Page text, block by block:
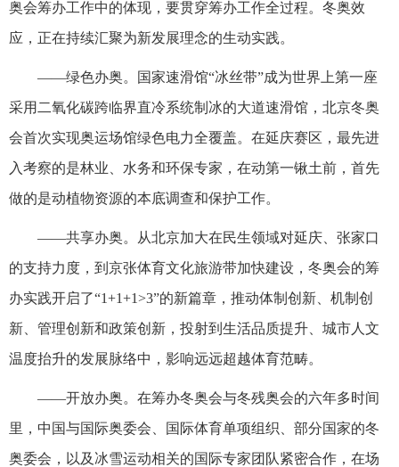
奥会筹办工作中的体现，要贯穿筹办工作全过程。冬奥效
应，正在持续汇聚为新发展理念的生动实践。
——绿色办奥。国家速滑馆“冰丝带”成为世界上第一座
采用二氧化碳跨临界直冷系统制冰的大道速滑馆，北京冬奥
会首次实现奥运场馆绿色电力全覆盖。在延庆赛区，最先进
入考察的是林业、水务和环保专家，在动第一锹土前，首先
做的是动植物资源的本底调查和保护工作。
——共享办奥。从北京加大在民生领域对延庆、张家口
的支持力度，到京张体育文化旅游带加快建设，冬奥会的筹
办实践开启了“1+1+1>3”的新篇章，推动体制创新、机制创
新、管理创新和政策创新，投射到生活品质提升、城市人文
温度抬升的发展脉络中，影响远远超越体育范畴。
——开放办奥。在筹办冬奥会与冬残奥会的六年多时间
里，中国与国际奥委会、国际体育单项组织、部分国家的冬
奥委会，以及冰雪运动相关的国际专家团队紧密合作，在场